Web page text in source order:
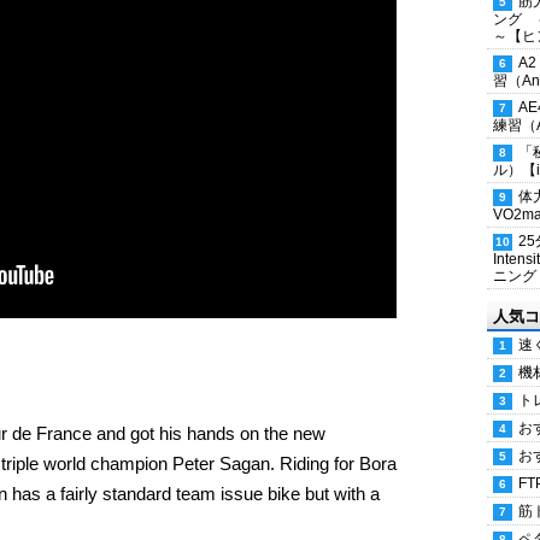
de France and got his hands on the new
world champion Peter Sagan. Riding for Bora
has a fairly standard team issue bike but with a
ング
～【
A2
習（
練習
ル）【
体
25
ニン
人気
速
機
ト
お
お
筋